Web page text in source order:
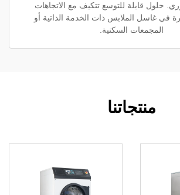
تتكيف مع الاتجاهات
ذات الخدمة الذاتية أو